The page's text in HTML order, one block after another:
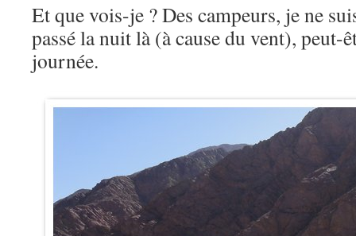
Et que vois-je ? Des campeurs, je ne
passé la nuit là (à cause du vent),
journée.